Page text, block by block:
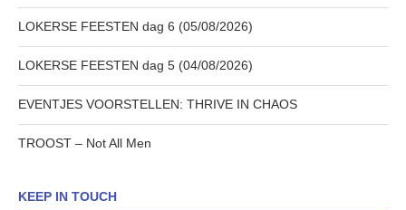
LOKERSE FEESTEN dag 6 (05/08/2026)
LOKERSE FEESTEN dag 5 (04/08/2026)
EVENTJES VOORSTELLEN: THRIVE IN CHAOS
TROOST – Not All Men
KEEP IN TOUCH